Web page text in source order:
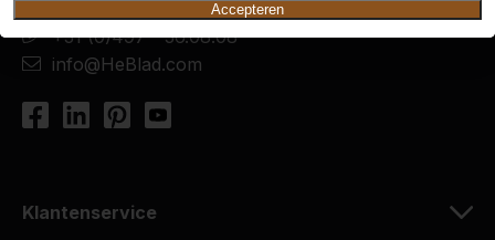
Accepteren
+31 (0)497 - 36.08.08
info@HeBlad.com
Klantenservice